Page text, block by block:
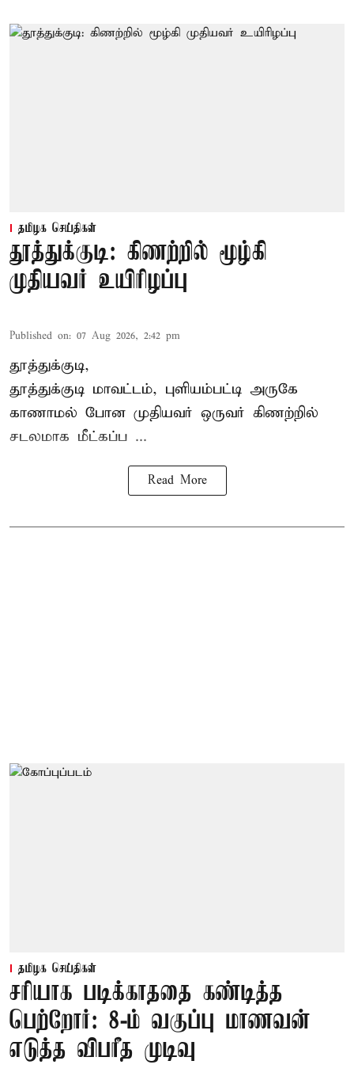
தமிழக செய்திகள்
தூத்துக்குடி: கிணற்றில் மூழ்கி
முதியவர் உயிரிழப்பு
Published on: 07 Aug 2026, 2:42 pm
தூத்துக்குடி,
தூத்துக்குடி மாவட்டம், புளியம்பட்டி அருகே
காணாமல் போன முதியவர் ஒருவர் கிணற்றில்
சடலமாக மீட்கப்ப ...
Read More
தமிழக செய்திகள்
சரியாக படிக்காததை கண்டித்த
பெற்றோர்: 8-ம் வகுப்பு மாணவன்
எடுத்த விபரீத முடிவு